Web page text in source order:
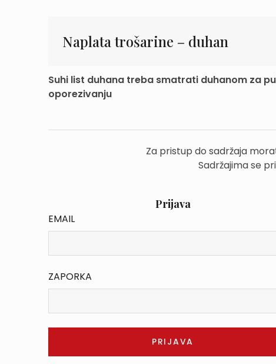
Naplata trošarine – duhan
Suhi list duhana treba smatrati duhanom za
oporezivanju
Za pristup do sadržaja
Sadržajima se
Prijava
EMAIL
ZAPORKA